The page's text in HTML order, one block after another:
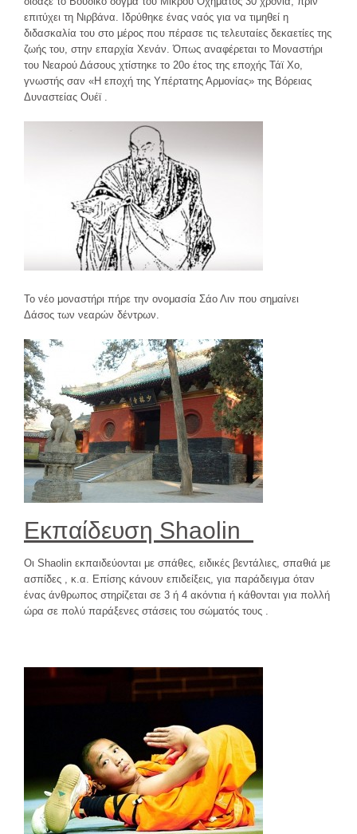
επιτύχει τη Νιρβάνα. Ιδρύθηκε ένας ναός για να τιμηθεί η
διδασκαλία του στο μέρος που πέρασε τις τελευταίες δεκαετίες της
ζωής του, στην επαρχία Χενάν. Όπως αναφέρεται το Μοναστήρι
του Νεαρού Δάσους χτίστηκε το 20ο έτος της εποχής Τάϊ Χο,
γνωστής σαν «Η εποχή της Υπέρτατης Αρμονίας» της Βόρειας
Δυναστείας Ουέϊ .
Το νέο μοναστήρι πήρε την ονομασία Σάο Λιν που σημαίνει
Δάσος των νεαρών δέντρων.
Εκπαίδευση Shaolin
Οι Shaolin εκπαιδεύονται με σπάθες, ειδικές βεντάλιες, σπαθιά με
ασπίδες , κ.α. Επίσης κάνουν επιδείξεις, για παράδειγμα όταν
ένας άνθρωπος στηρίζεται σε 3 ή 4 ακόντια ή κάθονται για πολλή
ώρα σε πολύ παράξενες στάσεις του σώματός τους .